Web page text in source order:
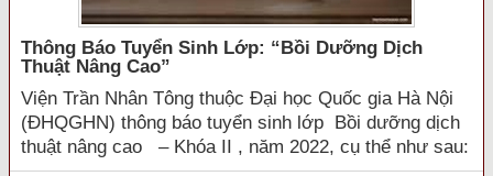
Thông Báo Tuyển Sinh Lớp: “bồi Dưỡng Dịch
Thuật Nâng Cao”
Viện Trần Nhân Tông thuộc Đại học Quốc gia Hà Nội
(ĐHQGHN) thông báo tuyển sinh lớp Bồi dưỡng dịch
thuật nâng cao – Khóa II , năm 2022, cụ thể như sau: